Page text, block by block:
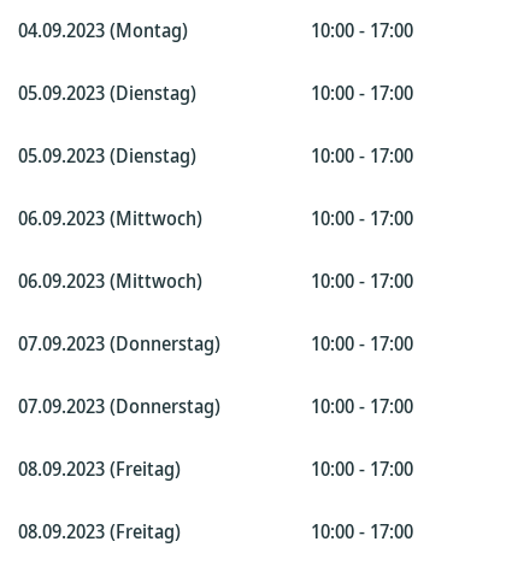
04.09.2023 (Montag)
10:00 - 17:00
05.09.2023 (Dienstag)
10:00 - 17:00
05.09.2023 (Dienstag)
10:00 - 17:00
06.09.2023 (Mittwoch)
10:00 - 17:00
06.09.2023 (Mittwoch)
10:00 - 17:00
07.09.2023 (Donnerstag)
10:00 - 17:00
07.09.2023 (Donnerstag)
10:00 - 17:00
08.09.2023 (Freitag)
10:00 - 17:00
08.09.2023 (Freitag)
10:00 - 17:00